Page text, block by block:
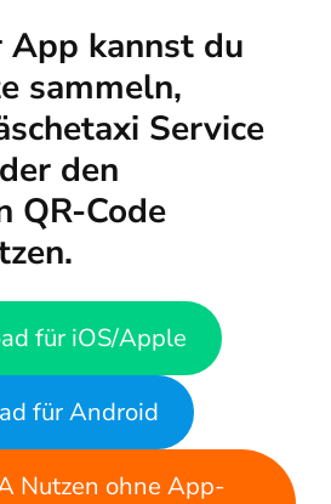
App kannst du
sammeln,
Service
den
QR-Code
für iOS/Apple
für Android
Nutzen ohne App-